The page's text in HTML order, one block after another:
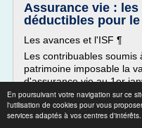
En poursuivant votre navigation sur ce
l'utilisation de cookies pour vous
services adaptés à vos centres d'intérêts.
Assurance vie :
déductibles pour le
Les avances et l'ISF ¶
Les contribuables
patrimoine imposable la
d'assurance vie au 1er
d'imposition. Cette règle
d'assurances vie, y
avance sur leurs contrats.